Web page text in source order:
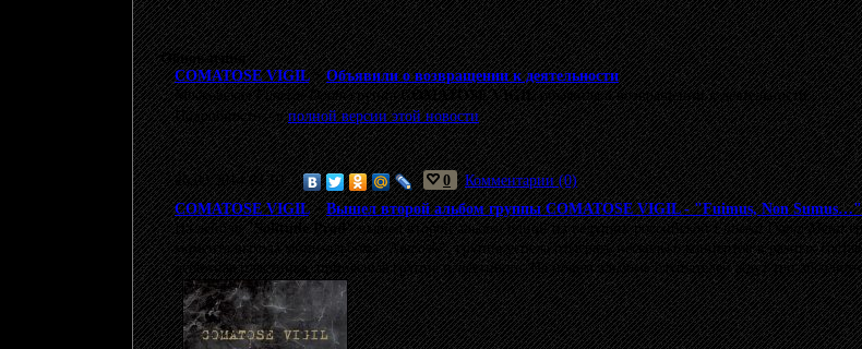
Обновления
COMATOSE VIGIL>Объявили о возвращении к деятельности
МосковскаяFuneral DoomгруппаCOMATOSE VIGILобъявила о возвращении к деятельности.
Подробности - вполной версии этой новости.
26.09.2014 04:10 0
Комментарии (0)
COMATOSE VIGIL>Вышел второй альбом группы COMATOSE VIGIL - "Fuimus, Non Sumus…"
На лейбле"Solitude Prod"вышел второй альбом одной из ведущих российскойFuneral Doom Metal
момента выхода мини-альбома"Narcosis", группа успела отыграть несколько концертов в разных
дебютная пластинка, принесшая группе известность. На новом альбоме слушателей ждут три